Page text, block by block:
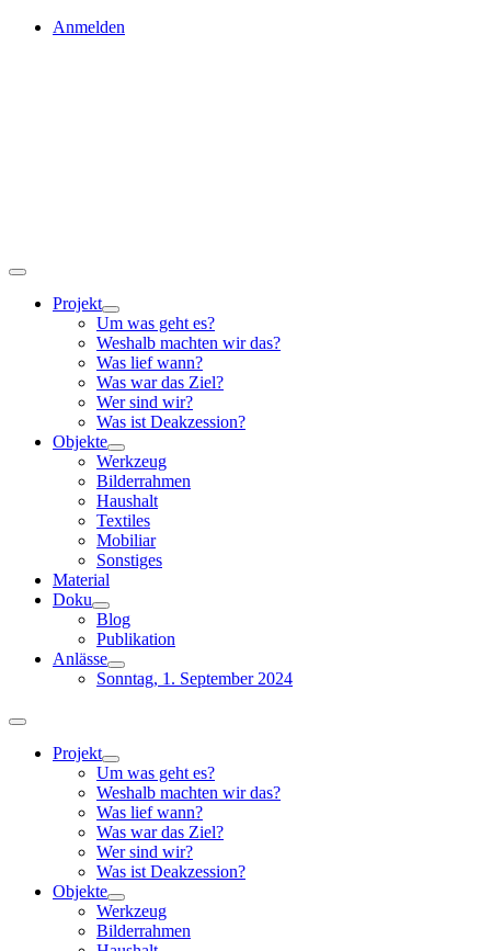
Skip
Anmelden
Toggle
Navigation
Projekt
Um was geht es?
Weshalb machten wir das?
Was lief wann?
Was war das Ziel?
Wer sind wir?
Was ist Deakzession?
Objekte
Werkzeug
Bilderrahmen
Haushalt
Textiles
Mobiliar
Sonstiges
Material
Doku
Blog
Publikation
Anlässe
Sonntag, 1. September 2024
Toggle
Navigation
Projekt
Um was geht es?
Weshalb machten wir das?
Was lief wann?
Was war das Ziel?
Wer sind wir?
Was ist Deakzession?
Objekte
Werkzeug
Bilderrahmen